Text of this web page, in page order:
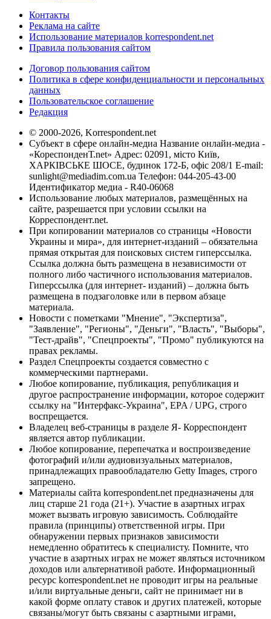
Контакты
Реклама на сайте
Использование материалов korrespondent.net
Правила пользования сайтом
Договор пользования сайтом
Политика в сфере конфиденциальности и персональных
данных
Пользовательское соглашение
Редакция
© 2000-2026, Korrespondent.net
Субъект в сфере онлайн-медиа Название онлайн-медиа -
«КореспонденТ.net» Адрес: 02091, місто Київ,
ХАРКІВСЬКЕ ШОСЕ, будинок 172-Б, офіс 208/1 E-mail:
sunlight@mediadim.com.ua Телефон: 044-205-43-00
Идентификатор медиа - R40-06068
Использование любых материалов, размещённых на
сайте, разрешается при условии ссылки на
Корреспондент.net.
При копировании материалов со страницы «Новости
Украины и мира», для интернет-изданий – обязательна
прямая открытая для поисковых систем гиперссылка.
Ссылка должна быть размещена в независимости от
полного либо частичного использования материалов.
Гиперссылка (для интернет- изданий) – должна быть
размещена в подзаголовке или в первом абзаце
материала.
Новости с пометками "Мнение", "Экспертиза",
"Заявление", "Регионы", "Деньги", "Власть", "Выборы",
"Тест-драйв", "Спецпроекты", "Промо" публикуются на
правах рекламы.
Раздел Спецпроекты создается совместно с
коммерческими партнерами.
Любое копирование, публикация, републикация и
другое распространение информации, которое содержит
ссылку на "Интерфакс-Украина", EPA / UPG, строго
воспрещается.
Владелец веб-страницы в разделе Я- Корреспондент
является автор публикации.
Любое копирование, перепечатка и воспроизведение
фотографий и/или аудиовизуальных материалов,
принадлежащих правообладателю Getty Images, строго
запрещено.
Материалы сайта korrespondent.net предназначены для
лиц старше 21 года (21+). Участие в азартных играх
может вызвать игровую зависимость. Соблюдайте
правила (принципы) ответственной игры. При
обнаружении первых признаков зависимости
немедленно обратитесь к специалисту. Помните, что
участие в азартных играх не может являться источником
доходов или альтернативой работе. Информационный
ресурс korrespondent.net не проводит игры на реальные
и/или виртуальные деньги, сайт не принимает ни в
какой форме оплату ставок и других платежей, которые
связаны/могут быть связаны с азартными играми,